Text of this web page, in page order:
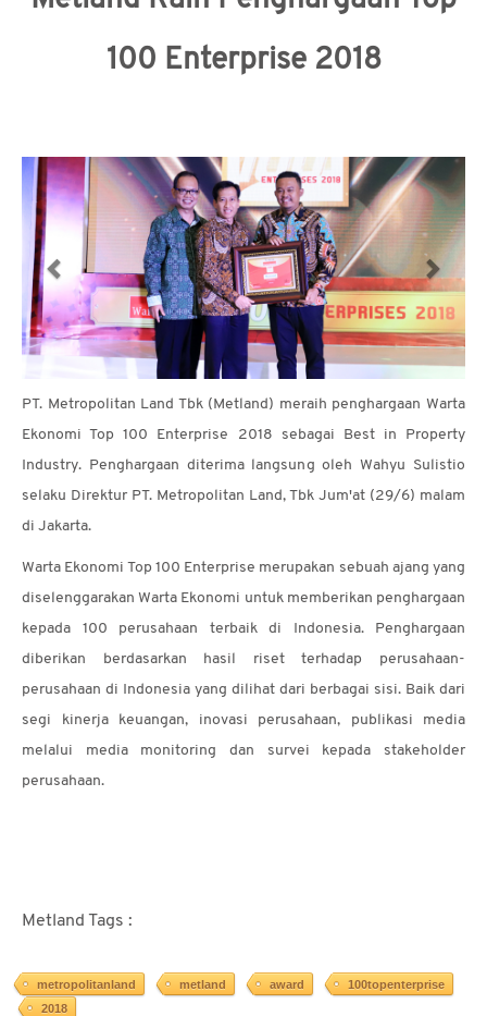
HUBUNGI
KAMI
100 Enterprise 2018
PT. Metropolitan Land Tbk (Metland) meraih penghargaan Warta
Ekonomi Top 100 Enterprise 2018 sebagai Best in Property
Industry. Penghargaan diterima langsung oleh Wahyu Sulistio
selaku Direktur PT. Metropolitan Land, Tbk Jum'at (29/6) malam
di Jakarta.
Warta Ekonomi Top 100 Enterprise merupakan sebuah ajang yang
diselenggarakan Warta Ekonomi untuk memberikan penghargaan
kepada 100 perusahaan terbaik di Indonesia. Penghargaan
diberikan berdasarkan hasil riset terhadap perusahaan-
perusahaan di Indonesia yang dilihat dari berbagai sisi. Baik dari
segi kinerja keuangan, inovasi perusahaan, publikasi media
melalui media monitoring dan survei kepada stakeholder
perusahaan.
Metland Tags :
metropolitanland metland award
100topenterprise
2018